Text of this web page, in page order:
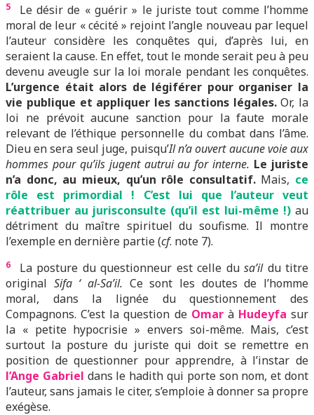
5
Le désir de « guérir » le juriste tout comme l’homme
moral de leur « cécité » rejoint l’angle nouveau par lequel
l’auteur considère les conquêtes qui, d’après lui, en
seraient la cause. En effet, tout le monde serait peu à peu
devenu aveugle sur la loi morale pendant les conquêtes.
L’urgence était alors de légiférer pour organiser la
vie publique et appliquer les sanctions légales.Or, la
loi ne prévoit aucune sanction pour la faute morale
relevant de l’éthique personnelle du combat dans l’âme.
Dieu en sera seul juge, puisqu’Il n’a ouvert aucune voie aux
hommes pour qu’ils jugent autrui au for interne. Le juriste
n’a donc, au mieux, qu’un rôle consultatif.Mais, ce
rôle est primordial ! C’est lui que l’auteur veut
réattribuer au jurisconsulte (qu’il est lui-même !) au
détriment du maître spirituel du soufisme. Il montre
l’exemple en dernière partie (cf. note 7).
6 La posture du questionneur est celle dusa’ildu titre
original Sifa ‘ al-Sa’il. Ce sont les doutes de l’homme
moral, dans la lignée du questionnement des
Compagnons. C’est la question de Omarà Hudeyfa sur
la « petite hypocrisie » envers soi-même. Mais, c’est
surtout la posture du juriste qui doit se remettre en
position de questionner pour apprendre, à l’instar de
l’Ange Gabriel dans le hadith qui porte son nom, et dont
l’auteur, sans jamais le citer, s’emploie à donner sa propre
exégèse.